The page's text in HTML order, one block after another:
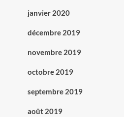
janvier 2020
décembre 2019
novembre 2019
octobre 2019
septembre 2019
août 2019